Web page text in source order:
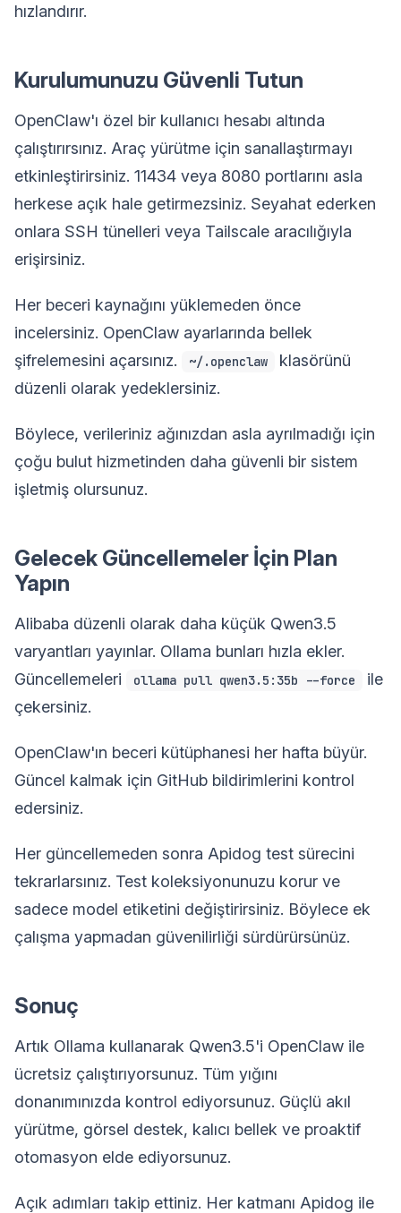
hızlandırır.
Kurulumunuzu Güvenli Tutun
OpenClaw'ı özel bir kullanıcı hesabı altında
çalıştırırsınız. Araç yürütme için sanallaştırmayı
etkinleştirirsiniz. 11434 veya 8080 portlarını asla
herkese açık hale getirmezsiniz. Seyahat ederken
onlara SSH tünelleri veya Tailscale aracılığıyla
erişirsiniz.
Her beceri kaynağını yüklemeden önce
incelersiniz. OpenClaw ayarlarında bellek
şifrelemesini açarsınız.
~/.openclaw
klasörünü
düzenli olarak yedeklersiniz.
Böylece, verileriniz ağınızdan asla ayrılmadığı için
çoğu bulut hizmetinden daha güvenli bir sistem
işletmiş olursunuz.
Gelecek Güncellemeler İçin Plan
Yapın
Alibaba düzenli olarak daha küçük Qwen3.5
varyantları yayınlar. Ollama bunları hızla ekler.
Güncellemeleri
ollama pull qwen3.5:35b --force
ile
çekersiniz.
OpenClaw'ın beceri kütüphanesi her hafta büyür.
Güncel kalmak için GitHub bildirimlerini kontrol
edersiniz.
Her güncellemeden sonra Apidog test sürecini
tekrarlarsınız. Test koleksiyonunuzu korur ve
sadece model etiketini değiştirirsiniz. Böylece ek
çalışma yapmadan güvenilirliği sürdürürsünüz.
Sonuç
Artık Ollama kullanarak Qwen3.5'i OpenClaw ile
ücretsiz çalıştırıyorsunuz. Tüm yığını
donanımınızda kontrol ediyorsunuz. Güçlü akıl
yürütme, görsel destek, kalıcı bellek ve proaktif
otomasyon elde ediyorsunuz.
Açık adımları takip ettiniz. Her katmanı Apidog ile